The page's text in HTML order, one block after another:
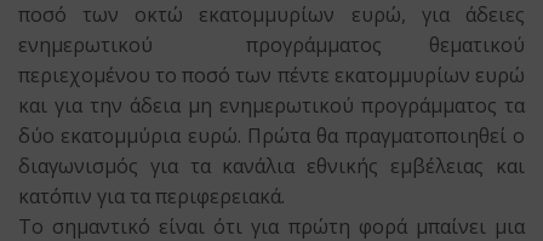
ποσό των οκτώ εκατομμυρίων ευρώ, για άδειες
ενημερωτικού προγράμματος θεματικού
περιεχομένου το ποσό των πέντε εκατομμυρίων ευρώ
και για την άδεια μη ενημερωτικού προγράμματος τα
δύο εκατομμύρια ευρώ. Πρώτα θα πραγματοποιηθεί ο
διαγωνισμός για τα κανάλια εθνικής εμβέλειας και
κατόπιν για τα περιφερειακά.
Το σημαντικό είναι ότι για πρώτη φορά μπαίνει μια